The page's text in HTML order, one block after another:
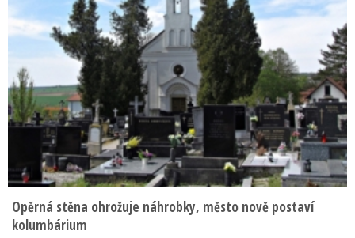
Opěrná stěna ohrožuje náhrobky, město nově postaví
kolumbárium